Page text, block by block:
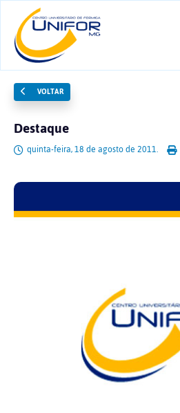
VOLTAR
Destaque
quinta-feira, 18 de agosto de 2011.